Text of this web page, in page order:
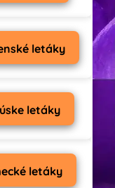
letáky
letáky
letáky